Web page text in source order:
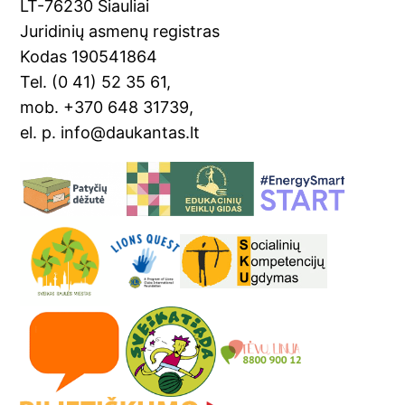
k n
sl
at
e
LT-76230 Šiauliai
Juridinių asmenų registras
Kodas 190541864
Tel. (0 41) 52 35 61,
mob. +370 648 31739,
el. p. info@daukantas.lt